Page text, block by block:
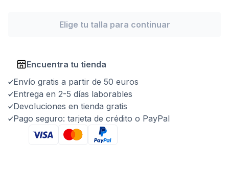
Elige tu talla para continuar
Encuentra tu tienda
Envío gratis a partir de 50 euros
Entrega en 2-5 días laborables
Devoluciones en tienda gratis
Pago seguro: tarjeta de crédito o PayPal